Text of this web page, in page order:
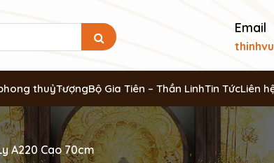
Email
thuỷTượngBộ Gia Tiên – Thần LinhTin TứcLiên
A220 Cao 70cm